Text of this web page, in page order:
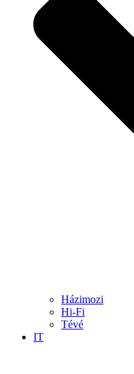
Házimozi
Hi-Fi
Tévé
IT